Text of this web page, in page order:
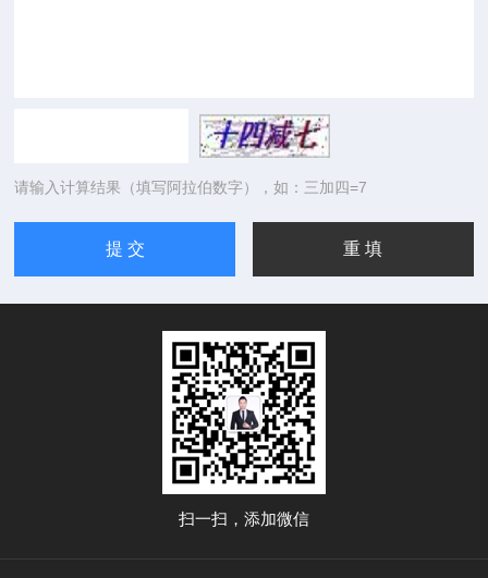
请输入计算结果（填写阿拉伯数字），如：三加四=7
扫一扫，添加微信